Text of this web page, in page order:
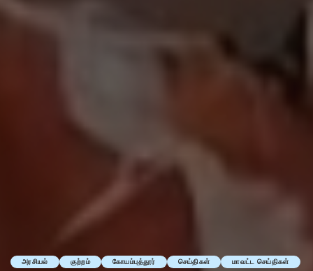
அரசியல் குற்றம் கோயம்புத்தூர் செய்திகள் மாவட்ட செய்திகள்